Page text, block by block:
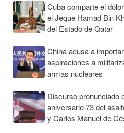
Cuba comparte el
el Jeque Hamad Bin
del Estado de Qatar
China acusa a
aspiraciones a
armas nucleares
Discurso pronunciado
aniversario 73 del
y Carlos Manuel de